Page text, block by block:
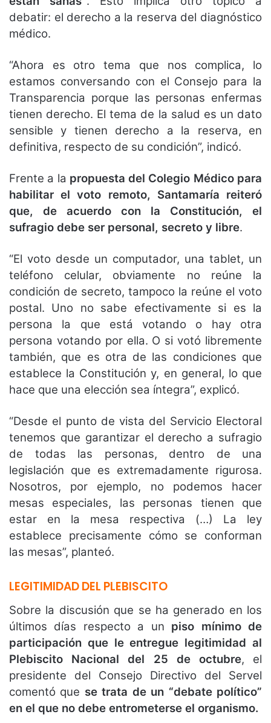
debatir: el derecho a la reserva del diagnóstico
médico.
“Ahora es otro tema que nos complica, lo
estamos conversando con el Consejo para la
Transparencia porque las personas enfermas
tienen derecho. El tema de la salud es un dato
sensible y tienen derecho a la reserva, en
definitiva, respecto de su condición”, indicó.
Frente a la propuesta del Colegio Médico para
habilitar el voto remoto, Santamaría reiteró
que, de acuerdo con la Constitución, el
sufragio debe ser personal, secreto y libre.
“El voto desde un computador, una tablet, un
teléfono celular, obviamente no reúne la
condición de secreto, tampoco la reúne el voto
postal. Uno no sabe efectivamente si es la
persona la que está votando o hay otra
persona votando por ella. O si votó libremente
también, que es otra de las condiciones que
establece la Constitución y, en general, lo que
hace que una elección sea íntegra”, explicó.
“Desde el punto de vista del Servicio Electoral
tenemos que garantizar el derecho a sufragio
de todas las personas, dentro de una
legislación que es extremadamente rigurosa.
Nosotros, por ejemplo, no podemos hacer
mesas especiales, las personas tienen que
estar en la mesa respectiva (…) La ley
establece precisamente cómo se conforman
las mesas”, planteó.
LEGITIMIDAD DEL PLEBISCITO
Sobre la discusión que se ha generado en los
últimos días respecto a un piso mínimo de
participación que le entregue legitimidad al
Plebiscito Nacional del 25 de octubre, el
presidente del Consejo Directivo del Servel
comentó que se trata de un “debate político”
en el que no debe entrometerse el organismo.